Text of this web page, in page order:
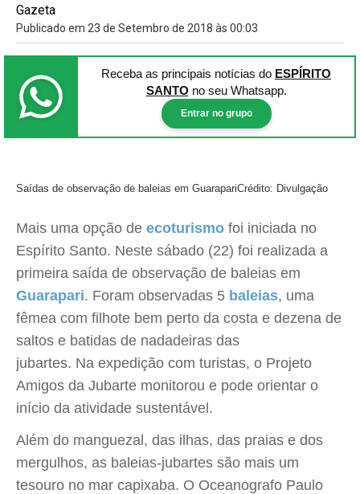
Publicado em 23 de Setembro de 2018 às 00:03
Receba as principais notícias do ESPÍRITO
SANTO no seu Whatsapp.
Entrar no grupo
Saídas de observação de baleias em GuarapariCrédito: Divulgação
Mais uma opção de ecoturismo foi iniciada no
Espírito Santo. Neste sábado (22) foi realizada a
primeira saída de observação de baleias em
Guarapari. Foram observadas 5 baleias, uma
fêmea com filhote bem perto da costa e dezena de
saltos e batidas de nadadeiras das
jubartes. Na expedição com turistas, o Projeto
Amigos da Jubarte monitorou e pode orientar o
início da atividade sustentável.
Além do manguezal, das ilhas, das praias e dos
mergulhos, as baleias-jubartes são mais um
tesouro no mar capixaba. O Oceanografo Paulo